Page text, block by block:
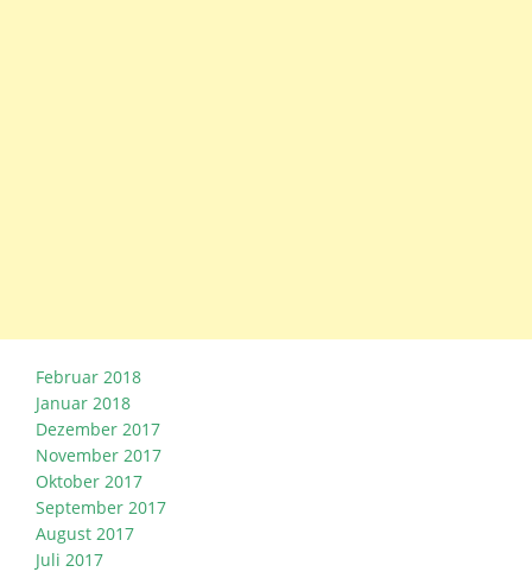
Februar 2018
Januar 2018
Dezember 2017
November 2017
Oktober 2017
September 2017
August 2017
Juli 2017